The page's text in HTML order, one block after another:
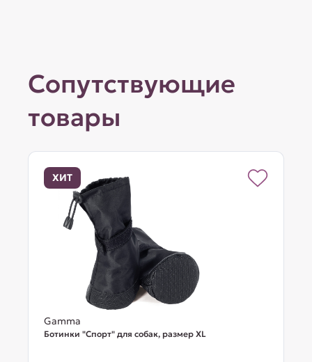
Сопутствующие
товары
ХИТ
Gamma
Ботинки "Спорт" для собак, размер XL